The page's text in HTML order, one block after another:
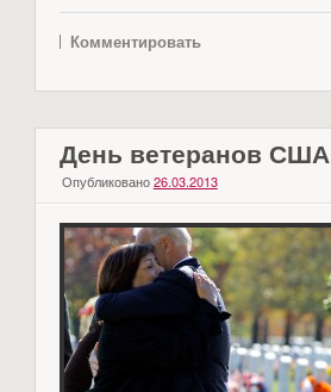
Комментировать
День ветеранов США
Опубликовано 26.03.2013